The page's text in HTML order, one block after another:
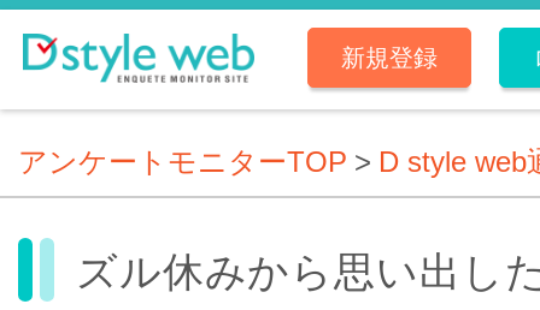
新規登録
アンケートモニターTOP > D style web
ズル休みから思い出し